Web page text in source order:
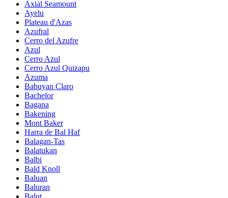
Axial Seamount
Ayelu
Plateau d'Azas
Azufral
Cerro del Azufre
Azul
Cerro Azul
Cerro Azul Quizapu
Azuma
Babuyan Claro
Bachelor
Bagana
Bakening
Mont Baker
Harra de Bal Haf
Balagan-Tas
Balatukan
Balbi
Bald Knoll
Baluan
Baluran
Balut